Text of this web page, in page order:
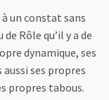
un constat sans
Rôle qu’il y a de
dynamique, ses
ses propres
propres tabous.